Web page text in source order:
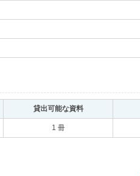
貸出可能な資料｡
1 冊